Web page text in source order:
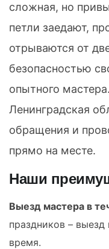
сложная, но
петли заедают,
отрываются от
безопасностью
опытного
Ленинградская
обращения и
прямо на месте.
Наши
Выезд мастера в
праздников –
время.